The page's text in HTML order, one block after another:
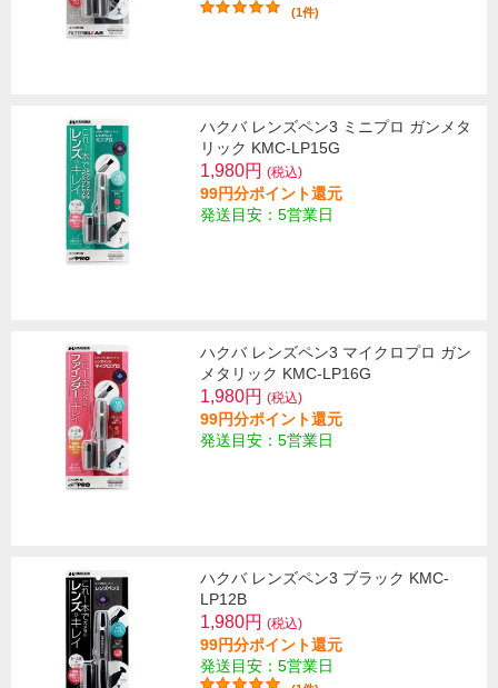
(1件)
ハクバ レンズペン3 ミニプロ ガンメタ
リック KMC-LP15G
1,980円 (税込)
99円分ポイント還元
発送目安：5営業日
ハクバ レンズペン3 マイクロプロ ガン
メタリック KMC-LP16G
1,980円 (税込)
99円分ポイント還元
発送目安：5営業日
ハクバ レンズペン3 ブラック KMC-
LP12B
1,980円 (税込)
99円分ポイント還元
発送目安：5営業日